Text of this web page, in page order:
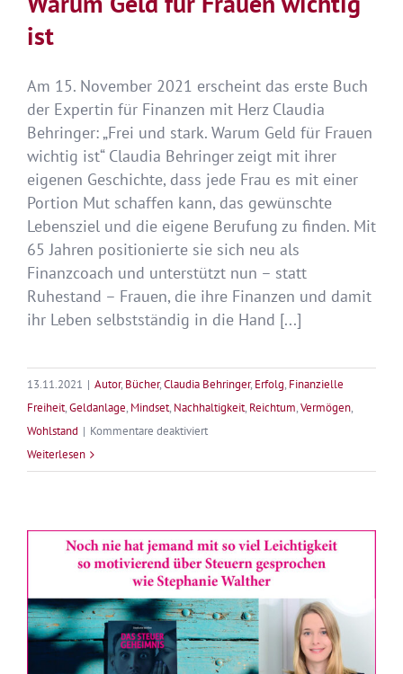
ist
Am 15. November 2021 erscheint das erste Buch
der Expertin für Finanzen mit Herz Claudia
Behringer: „Frei und stark. Warum Geld für Frauen
wichtig ist“ Claudia Behringer zeigt mit ihrer
eigenen Geschichte, dass jede Frau es mit einer
Portion Mut schaffen kann, das gewünschte
Lebensziel und die eigene Berufung zu finden. Mit
65 Jahren positionierte sie sich neu als
Finanzcoach und unterstützt nun – statt
Ruhestand – Frauen, die ihre Finanzen und damit
ihr Leben selbstständig in die Hand [...]
13.11.2021 | Autor, Bücher,Claudia Behringer, Erfolg, Finanzielle
Freiheit,Geldanlage, Mindset, Nachhaltigkeit, Reichtum,Vermögen,
Wohlstand | Kommentare deaktiviertfür
Geld
wichtig
ist
Weiterlesen